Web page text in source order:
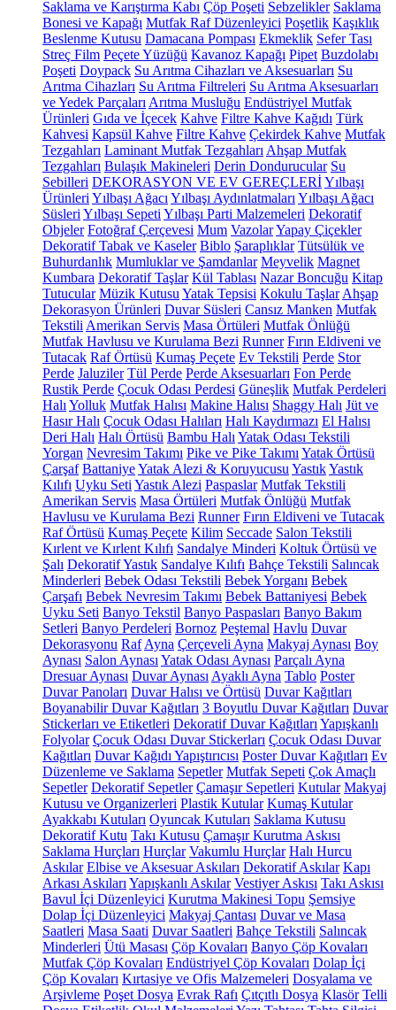
Saklama ve Karıştırma Kabı Çöp Poşeti Sebzelikler Saklama
Bonesi ve Kapağı Mutfak Raf Düzenleyici Poşetlik Kaşıklık
Beslenme Kutusu Damacana Pompası Ekmeklik Sefer Tası
Streç Film Peçete Yüzüğü Kavanoz Kapağı Pipet Buzdolabı
Poşeti Doypack Su Arıtma Cihazları ve Aksesuarları Su
Arıtma Cihazları Su Arıtma Filtreleri Su Arıtma Aksesuarları
ve Yedek Parçaları Arıtma Musluğu Endüstriyel Mutfak
Ürünleri Gıda ve İçecek Kahve Filtre Kahve Kağıdı Türk
Kahvesi Kapsül Kahve Filtre Kahve Çekirdek Kahve Mutfak
Tezgahları Laminant Mutfak Tezgahları Ahşap Mutfak
Tezgahları Bulaşık Makineleri Derin Dondurucular Su
Sebilleri DEKORASYON VE EV GEREÇLERİYılbaşı
Ürünleri Yılbaşı Ağacı Yılbaşı Aydınlatmaları Yılbaşı Ağacı
Süsleri Yılbaşı Sepeti Yılbaşı Parti Malzemeleri Dekoratif
Objeler Fotoğraf Çerçevesi Mum VazolarYapay Çiçekler
Dekoratif Tabak ve Kaseler Biblo Şaraplıklar Tütsülük ve
Buhurdanlık Mumluklar ve Şamdanlar Meyvelik Magnet
Kumbara Dekoratif Taşlar Kül Tablası Nazar Boncuğu Kitap
Tutucular Müzik Kutusu Yatak Tepsisi Kokulu Taşlar Ahşap
Dekorasyon Ürünleri Duvar Süsleri Cansız Manken Mutfak
Tekstili Amerikan Servis Masa Örtüleri Mutfak Önlüğü
Mutfak Havlusu ve Kurulama Bezi Runner Fırın Eldiveni ve
Tutacak Raf Örtüsü Kumaş Peçete Ev Tekstili Perde Stor
Perde Jaluziler Tül Perde Perde Aksesuarları Fon Perde
Rustik Perde Çocuk Odası Perdesi Güneşlik Mutfak Perdeleri
Halı Yolluk Mutfak Halısı Makine Halısı Shaggy Halı Jüt ve
Hasır Halı Çocuk Odası Halıları Halı Kaydırmazı El Halısı
Deri Halı Halı Örtüsü Bambu Halı Yatak Odası Tekstili
Yorgan Nevresim Takımı Pike ve Pike Takımı Yatak Örtüsü
Çarşaf BattaniyeYatak Alezi & Koruyucusu YastıkYastık
Kılıfı Uyku Seti Yastık Alezi Paspaslar Mutfak Tekstili
Amerikan Servis Masa Örtüleri Mutfak Önlüğü Mutfak
Havlusu ve Kurulama Bezi Runner Fırın Eldiveni ve Tutacak
Raf Örtüsü Kumaş Peçete Kilim Seccade Salon Tekstili
Kırlent ve Kırlent Kılıfı Sandalye Minderi Koltuk Örtüsü ve
Şalı Dekoratif Yastık Sandalye Kılıfı Bahçe Tekstili Salıncak
Minderleri Bebek Odası Tekstili Bebek Yorganı Bebek
Çarşafı Bebek Nevresim Takımı Bebek Battaniyesi Bebek
Uyku Seti Banyo Tekstil Banyo Paspasları Banyo Bakım
Setleri Banyo Perdeleri Bornoz Peştemal Havlu Duvar
Dekorasyonu Raf Ayna Çerçeveli Ayna Makyaj Aynası Boy
Aynası Salon Aynası Yatak Odası Aynası Parçalı Ayna
Dresuar Aynası Duvar Aynası Ayaklı Ayna Tablo Poster
Duvar Panoları Duvar Halısı ve Örtüsü Duvar Kağıtları
Boyanabilir Duvar Kağıtları 3 Boyutlu Duvar Kağıtları Duvar
Stickerları ve Etiketleri Dekoratif Duvar Kağıtları Yapışkanlı
Folyolar Çocuk Odası Duvar Stickerları Çocuk Odası Duvar
Kağıtları Duvar Kağıdı Yapıştırıcısı Poster Duvar Kağıtları Ev
Düzenleme ve Saklama Sepetler Mutfak Sepeti Çok Amaçlı
Sepetler Dekoratif Sepetler Çamaşır Sepetleri Kutular Makyaj
Kutusu ve Organizerleri Plastik Kutular Kumaş Kutular
Ayakkabı Kutuları Oyuncak Kutuları Saklama Kutusu
Dekoratif Kutu Takı Kutusu Çamaşır Kurutma Askısı
Saklama Hurçları Hurçlar Vakumlu Hurçlar Halı Hurcu
Askılar Elbise ve Aksesuar Askıları Dekoratif Askılar Kapı
Arkası Askıları Yapışkanlı Askılar Vestiyer Askısı Takı Askısı
Bavul İçi Düzenleyici Kurutma Makinesi Topu Şemsiye
Dolap İçi Düzenleyici Makyaj Çantası Duvar ve Masa
Saatleri Masa Saati Duvar Saatleri Bahçe Tekstili Salıncak
Minderleri Ütü Masası Çöp Kovaları Banyo Çöp Kovaları
Mutfak Çöp Kovaları Endüstriyel Çöp Kovaları Dolap İçi
Çöp Kovaları Kırtasiye ve Ofis Malzemeleri Dosyalama ve
Arşivleme Poşet Dosya Evrak Rafı Çıtçıtlı Dosya Klasör Telli